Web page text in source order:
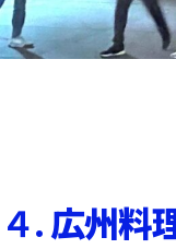
４.広州料